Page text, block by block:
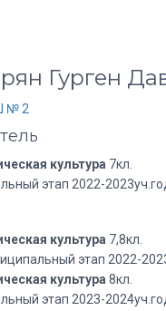
Гурген
№ 2
культура 7кл.
этап 2022-
культура 7,8кл.
этап 2022-
культура 8кл.
этап 2023-